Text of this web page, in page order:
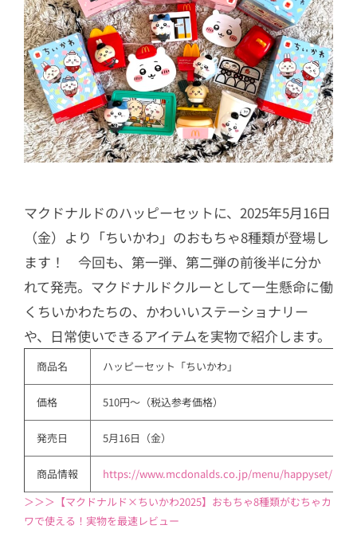
リジナルジッパーパック※終了
2【2024年以前〜】ちいかわコラボグッ
ズ・キャンペーン情報
2.1【10月29日～】ちいかわベーカリ
ー
2.2【10月21日～】ちいかわ×ビヒダ
2.3 【10月17日～】「期間限定 ちい
かわカップスープ＜カニ香るクリー
ミートマトポタージュ＞」など
2.4 【10月1日～】「いもむしパン」
2.5【9月30日～】「ちいかわ つりグ
ミ」
【9月30日～】「ちいかわ キャラ
パキ」
【9月24日～】ファミマ限定「ちい
かわまんまる焼き」
2.8【8月30日～】ハッピーセット「ち
いかわ」
2.9【8月4日～】ちいかわコンビーフ
マクドナルドのハッピーセットに、2025年5月16日
（金）より「ちいかわ」のおもちゃ8種類が登場し
ます！ 今回も、第一弾、第二弾の前後半に分か
れて発売。マクドナルドクルーとして一生懸命に働
くちいかわたちの、かわいいステーショナリー
や、日常使いできるアイテムを実物で紹介します。
商品名 ハッピーセット「ちいかわ」
価格 510円～（税込参考価格）
発売日 5月16日（金）
商品情報
https://www.mcdonalds.co.jp/menu/happyset/
＞＞＞【マクドナルド×ちいかわ2025】おもちゃ8種類がむちゃカ
ワで使える！実物を最速レビュー